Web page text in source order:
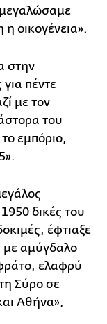
οικογένεια».
στην
πέντε
με τον
του
εμπόριο,
δικές του
έφτιαξε
με αμύγδαλο
ελαφρύ
Σύρο σε
Αθήνα»,